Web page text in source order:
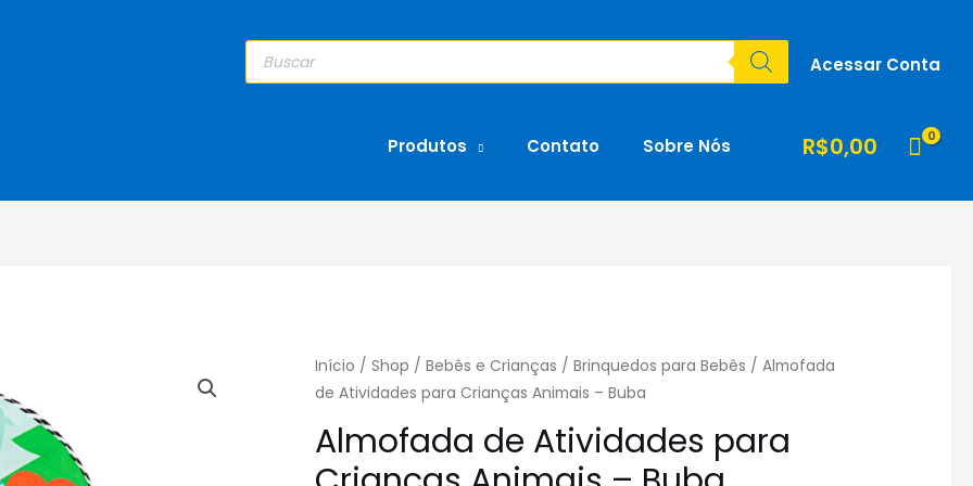
Pesquisar
produtos Acessar Conta
Produtos Contato Sobre Nós R$0,00
Início /Shop /Bebês e Crianças /Brinquedos para Bebês / Almofada
de Atividades para Crianças Animais – Buba
Almofada de Atividades para